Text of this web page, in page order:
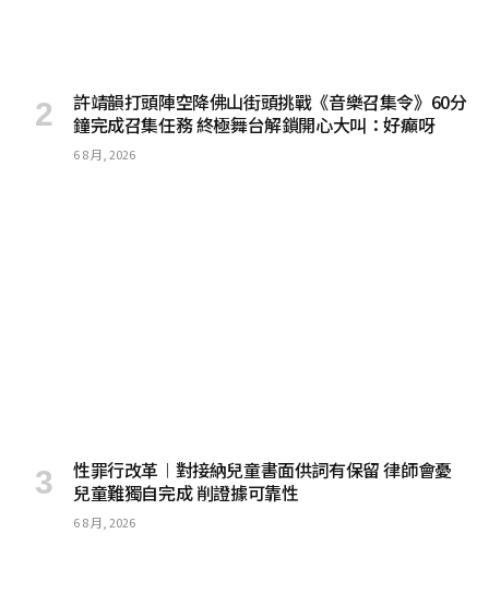
許靖韻打頭陣空降佛山街頭挑戰《音樂召集令》60分
鐘完成召集任務 終極舞台解鎖開心大叫：好癲呀
6 8 月, 2026
性罪行改革︱對接納兒童書面供詞有保留 律師會憂
兒童難獨自完成 削證據可靠性
6 8 月, 2026